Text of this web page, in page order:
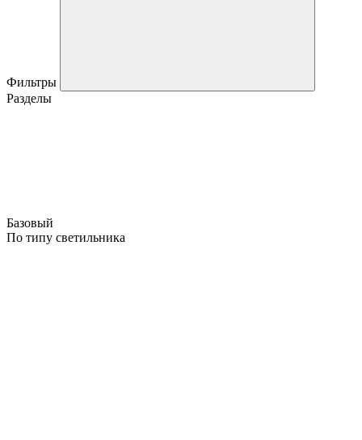
Фильтры
Разделы
Базовый
По типу светильника